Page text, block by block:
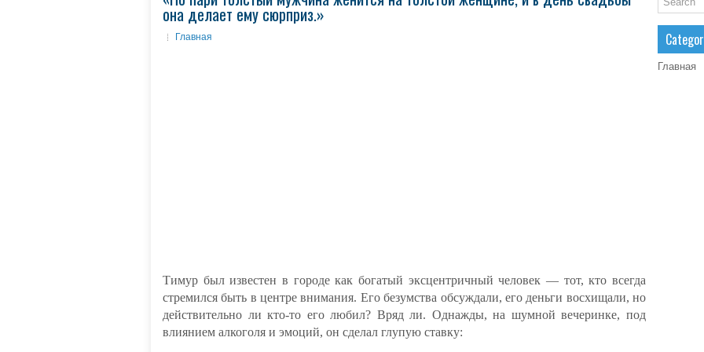
она делает ему сюрприз.»
Главная
Тимур был известен в городе как богатый эксцентричный человек — тот, кто всегда
стремился быть в центре внимания. Его безумства обсуждали, его деньги восхищали, но
действительно ли кто-то его любил? Вряд ли. Однажды, на шумной вечеринке, под
влиянием алкоголя и эмоций, он сделал глупую ставку:
Главная